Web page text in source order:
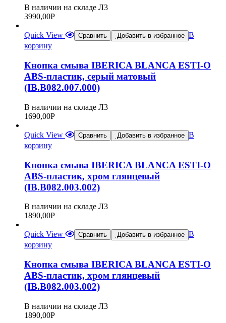
В наличии на складе Л3
3990,00Р
Quick View Сравнить Добавить в избранное В
корзину
Кнопка смыва IBERICA BLANCA ESTI-O
ABS-пластик, серый матовый
(IB.B082.007.000)
В наличии на складе Л3
1690,00Р
Quick View Сравнить Добавить в избранное В
корзину
Кнопка смыва IBERICA BLANCA ESTI-O
ABS-пластик, хром глянцевый
(IB.B082.003.002)
В наличии на складе Л3
1890,00Р
Quick View Сравнить Добавить в избранное В
корзину
Кнопка смыва IBERICA BLANCA ESTI-O
ABS-пластик, хром глянцевый
(IB.B082.003.002)
В наличии на складе Л3
1890,00Р